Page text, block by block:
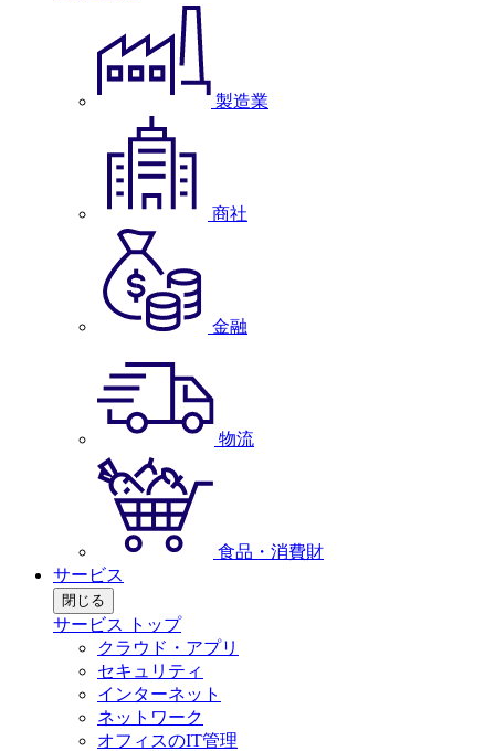
製造業
商社
金融
物流
食品・消費財
サービス
閉じる
サービス トップ
クラウド・アプリ
セキュリティ
インターネット
ネットワーク
オフィスのIT管理